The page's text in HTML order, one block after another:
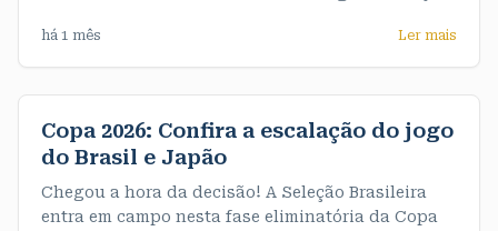
conquistaram o título da competição de forma
invicta. Nossos meninos do sub 16 fizeram uma
há 1 mês Ler mais
Copa 2026: Confira a escalação do jogo
do Brasil e Japão
Chegou a hora da decisão! A Seleção Brasileira
entra em campo nesta fase eliminatória da Copa